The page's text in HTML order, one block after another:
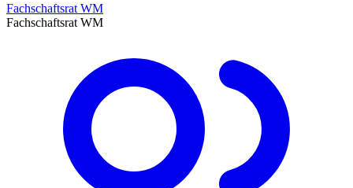
Fachschaftsrat WM
Fachschaftsrat WM